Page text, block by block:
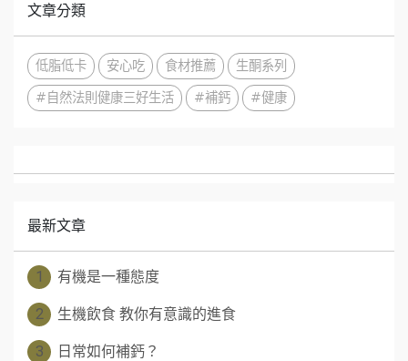
文章分類
低脂低卡 安心吃 食材推薦 生酮系列
#自然法則健康三好生活 #補鈣 #健康
最新文章
1 有機是一種態度
2 生機飲食 教你有意識的進食
3 日常如何補鈣？